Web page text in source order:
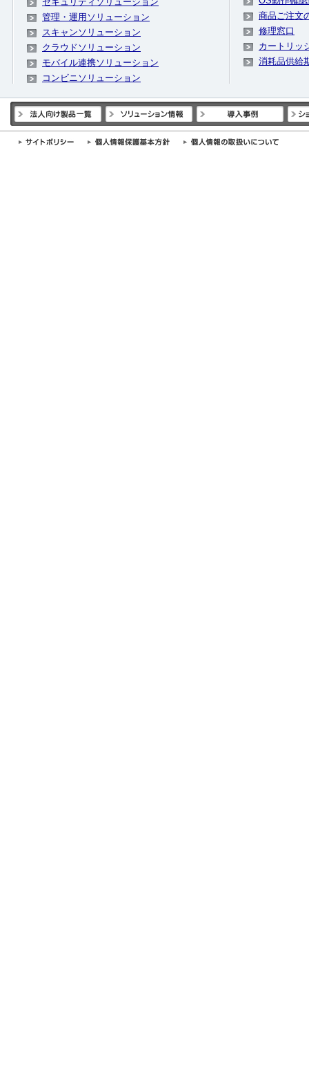
管理・運用ソリューション
スキャンソリューション
クラウドソリューション
モバイル連携ソリューション
コンビニソリューション
商品ご注文
修理窓口
カートリッ
消耗品供給